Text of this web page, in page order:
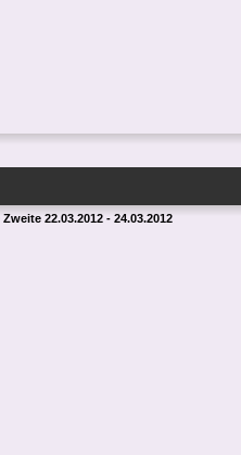
22.03.2012 - 24.03.2012